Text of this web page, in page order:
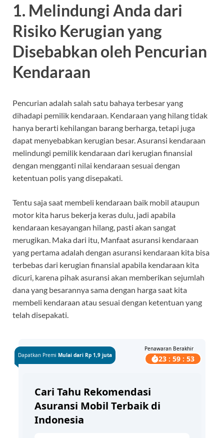
1. Melindungi Anda dari
Risiko Kerugian yang
Disebabkan oleh Pencurian
Kendaraan
Pencurian adalah salah satu bahaya terbesar yang
dihadapi pemilik kendaraan. Kendaraan yang hilang tidak
hanya berarti kehilangan barang berharga, tetapi juga
dapat menyebabkan kerugian besar. Asuransi kendaraan
melindungi pemilik kendaraan dari kerugian finansial
dengan mengganti nilai kendaraan sesuai dengan
ketentuan polis yang disepakati.
Tentu saja saat membeli kendaraan baik mobil ataupun
motor kita harus bekerja keras dulu, jadi apabila
kendaraan kesayangan hilang, pasti akan sangat
merugikan. Maka dari itu, Manfaat asuransi kendaraan
yang pertama adalah dengan asuransi kendaraan kita bisa
terbebas dari kerugian finansial apabila kendaraan kita
dicuri, karena pihak asuransi akan memberikan sejumlah
dana yang besarannya sama dengan harga saat kita
membeli kendaraan atau sesuai dengan ketentuan yang
telah disepakati.